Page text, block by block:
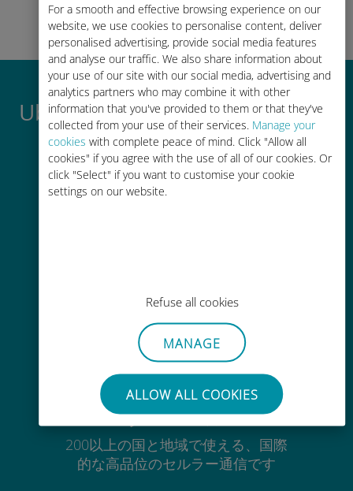
For a smooth and effective browsing experience on our
website, we use cookies to personalise content, deliver
personalised advertising, provide social media features
and analyse our traffic. We also share information about
your use of our site with our social media, advertising and
analytics partners who may combine it with other
information that you've provided to them or that they've
collected from your use of their services. Manage your
cookies with complete peace of mind. Click "Allow all
cookies" if you agree with the use of all of our cookies. Or
click "Select" if you want to customise your cookie
settings on our website.
Refuse all cookies
MANAGE
ALLOW ALL COOKIES
れ！
Ubigi International eSIMがすご
い理由
き、スキャンできます
グローバル
200以上の国と地域で使える、国際
的な高品位のセルラー通信です